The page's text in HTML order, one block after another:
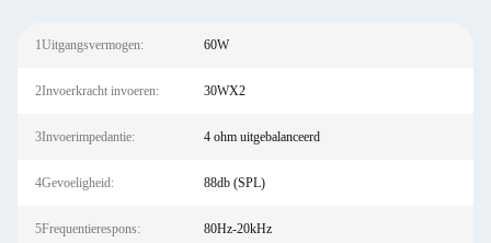
1Uitgangsvermogen: 60W
2Invoerkracht invoeren: 30WX2
3Invoerimpedantie: 4 ohm uitgebalanceerd
4Gevoeligheid: 88db (SPL)
5Frequentierespons: 80Hz-20kHz